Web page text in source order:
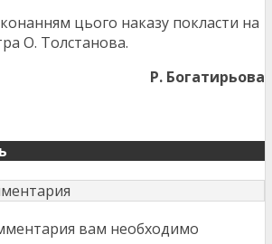
цього наказу покласти на
О. Толстанова.
Р. Богатирьова
вам необходимо